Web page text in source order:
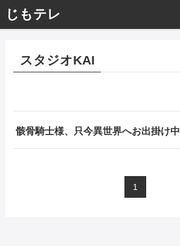
じもテレ
スタジオKAI
骸骨騎士様、只今異世界へお出掛け中
1